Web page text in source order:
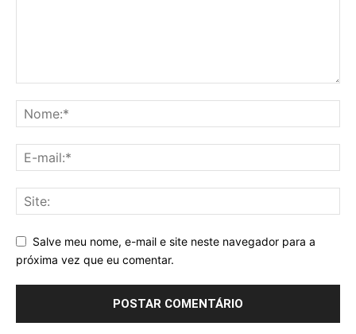
Salve meu nome, e-mail e site neste navegador para a
próxima vez que eu comentar.